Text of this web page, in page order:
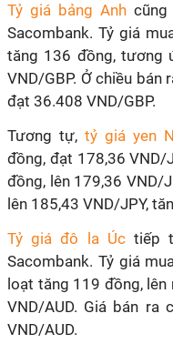
Tỷ giá bảng Anh
Sacombank. Tỷ giá
tăng 136 đồng, tương
VND/GBP. Ở chiều bán
đạt 36.408 VND/GBP.
Tương tự, tỷ giá yen
đồng, đạt 178,36 VND/
đồng, lên 179,36 VND/
lên 185,43 VND/JPY,
Tỷ giá đô la Úctiếp
Sacombank. Tỷ giá
loạt tăng 119 đồng,
VND/AUD. Giá bán ra
VND/AUD.